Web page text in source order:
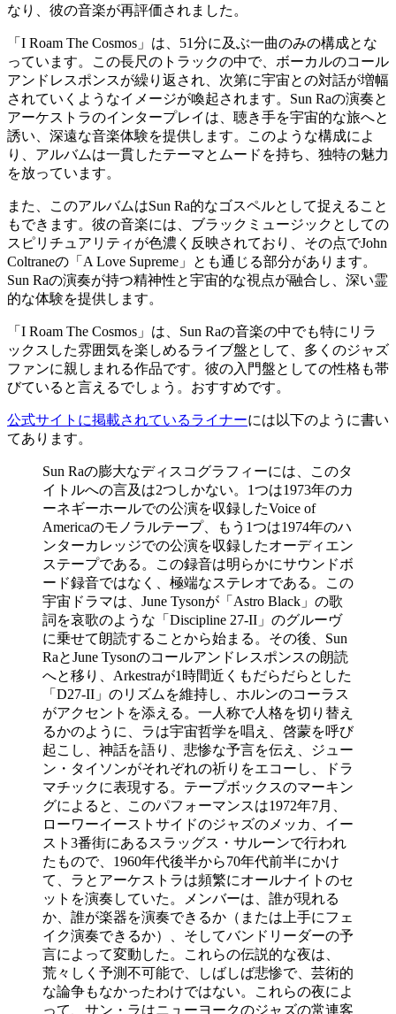
なり、彼の音楽が再評価されました。
「I Roam The Cosmos」は、51分に及ぶ一曲のみの構成とな
っています。この長尺のトラックの中で、ボーカルのコール
アンドレスポンスが繰り返され、次第に宇宙との対話が増幅
されていくようなイメージが喚起されます。Sun Raの演奏と
アーケストラのインタープレイは、聴き手を宇宙的な旅へと
誘い、深遠な音楽体験を提供します。このような構成によ
り、アルバムは一貫したテーマとムードを持ち、独特の魅力
を放っています。
また、このアルバムはSun Ra的なゴスペルとして捉えること
もできます。彼の音楽には、ブラックミュージックとしての
スピリチュアリティが色濃く反映されており、その点でJohn
Coltraneの「A Love Supreme」とも通じる部分があります。
Sun Raの演奏が持つ精神性と宇宙的な視点が融合し、深い霊
的な体験を提供します。
「I Roam The Cosmos」は、Sun Raの音楽の中でも特にリラ
ックスした雰囲気を楽しめるライブ盤として、多くのジャズ
ファンに親しまれる作品です。彼の入門盤としての性格も帯
びていると言えるでしょう。おすすめです。
公式サイトに掲載されているライナーには以下のように書い
てあります。
Sun Raの膨大なディスコグラフィーには、このタ
イトルへの言及は2つしかない。1つは1973年のカ
ーネギーホールでの公演を収録したVoice of
Americaのモノラルテープ、もう1つは1974年のハ
ンターカレッジでの公演を収録したオーディエン
ステープである。この録音は明らかにサウンドボ
ード録音ではなく、極端なステレオである。この
宇宙ドラマは、June Tysonが「Astro Black」の歌
詞を哀歌のような「Discipline 27-II」のグルーヴ
に乗せて朗読することから始まる。その後、Sun
RaとJune Tysonのコールアンドレスポンスの朗読
へと移り、Arkestraが1時間近くもだらだらとした
「D27-II」のリズムを維持し、ホルンのコーラス
がアクセントを添える。一人称で人格を切り替え
るかのように、ラは宇宙哲学を唱え、啓蒙を呼び
起こし、神話を語り、悲惨な予言を伝え、ジュー
ン・タイソンがそれぞれの祈りをエコーし、ドラ
マチックに表現する。テープボックスのマーキン
グによると、このパフォーマンスは1972年7月、
ローワーイーストサイドのジャズのメッカ、イー
スト3番街にあるスラッグス・サルーンで行われ
たもので、1960年代後半から70年代前半にかけ
て、ラとアーケストラは頻繁にオールナイトのセ
ットを演奏していた。メンバーは、誰が現れる
か、誰が楽器を演奏できるか（または上手にフェ
イク演奏できるか）、そしてバンドリーダーの予
言によって変動した。これらの伝説的な夜は、
荒々しく予測不可能で、しばしば悲惨で、芸術的
な論争もなかったわけではない。これらの夜によ
って、サン・ラはニューヨークのジャズの常連客